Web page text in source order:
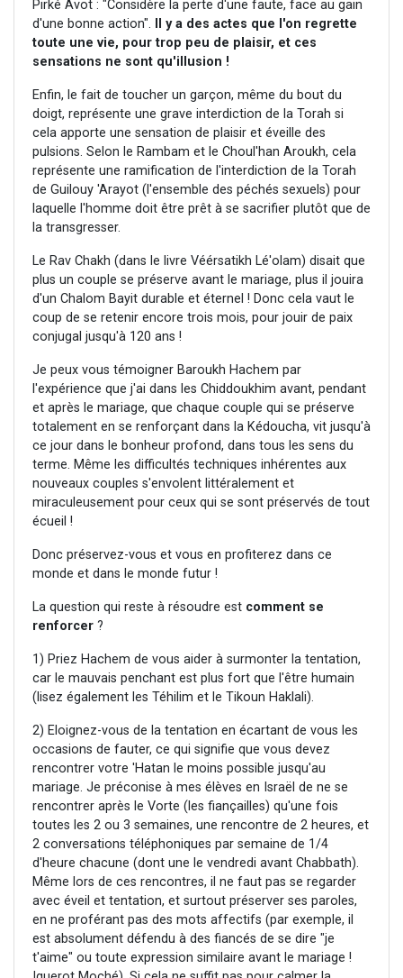
Pirké Avot : "Considère la perte d'une faute, face au gain
d'une bonne action". Il y a des actes que l'on regrette
toute une vie, pour trop peu de plaisir, et ces
sensations ne sont qu'illusion !
Enfin, le fait de toucher un garçon, même du bout du
doigt, représente une grave interdiction de la Torah si
cela apporte une sensation de plaisir et éveille des
pulsions. Selon le Rambam et le Choul'han Aroukh, cela
représente une ramification de l'interdiction de la Torah
de Guilouy 'Arayot (l'ensemble des péchés sexuels) pour
laquelle l'homme doit être prêt à se sacrifier plutôt que de
la transgresser.
Le Rav Chakh (dans le livre Véérsatikh Lé'olam) disait que
plus un couple se préserve avant le mariage, plus il jouira
d'un Chalom Bayit durable et éternel ! Donc cela vaut le
coup de se retenir encore trois mois, pour jouir de paix
conjugal jusqu'à 120 ans !
Je peux vous témoigner Baroukh Hachem par
l'expérience que j'ai dans les Chiddoukhim avant, pendant
et après le mariage, que chaque couple qui se préserve
totalement en se renforçant dans la Kédoucha, vit jusqu'à
ce jour dans le bonheur profond, dans tous les sens du
terme. Même les difficultés techniques inhérentes aux
nouveaux couples s'envolent littéralement et
miraculeusement pour ceux qui se sont préservés de tout
écueil !
Donc préservez-vous et vous en profiterez dans ce
monde et dans le monde futur !
La question qui reste à résoudre est comment se
renforcer ?
1) Priez Hachem de vous aider à surmonter la tentation,
car le mauvais penchant est plus fort que l'être humain
(lisez également les Téhilim et le Tikoun Haklali).
2) Eloignez-vous de la tentation en écartant de vous les
occasions de fauter, ce qui signifie que vous devez
rencontrer votre 'Hatan le moins possible jusqu'au
mariage. Je préconise à mes élèves en Israël de ne se
rencontrer après le Vorte (les fiançailles) qu'une fois
toutes les 2 ou 3 semaines, une rencontre de 2 heures, et
2 conversations téléphoniques par semaine de 1/4
d'heure chacune (dont une le vendredi avant Chabbath).
Même lors de ces rencontres, il ne faut pas se regarder
avec éveil et tentation, et surtout préserver ses paroles,
en ne proférant pas des mots affectifs (par exemple, il
est absolument défendu à des fiancés de se dire "je
t'aime" ou toute expression similaire avant le mariage !